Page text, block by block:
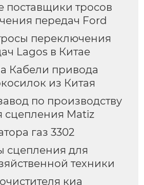
поставщики тросов
передач Ford
переключения
Lagos в Китае
Кабели привода
из Китая
по производству
сцепления Matiz
газ 3302
сцепления для
техники
киа